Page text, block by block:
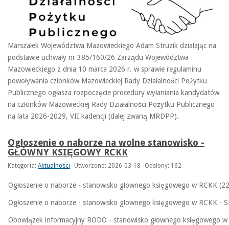
Marszałek Województwa Mazowieckiego Adam Struzik działając na
podstawie uchwały nr 385/160/26 Zarządu Województwa
Mazowieckiego z dnia 10 marca 2026 r. w sprawie regulaminu
powoływania członków Mazowieckiej Rady Działalności Pożytku
Publicznego ogłasza rozpoczęcie procedury wyłaniania kandydatów
na członków Mazowieckiej Rady Działalności Pożytku Publicznego
na lata 2026-2029, VII kadencji (dalej zwaną MRDPP).
Ogłoszenie o naborze na wolne stanowisko -
GŁÓWNY KSIĘGOWY RCKK
Kategoria: Aktualności Utworzono: 2026-03-18 Odsłony: 162
Ogłoszenie o naborze - stanowisko głownego księgowego w RCKK
Ogłoszenie o naborze - stanowisko głownego księgowego w RCKK -
Obowiązek informacyjny RODO - stanowisko głownego księgowego